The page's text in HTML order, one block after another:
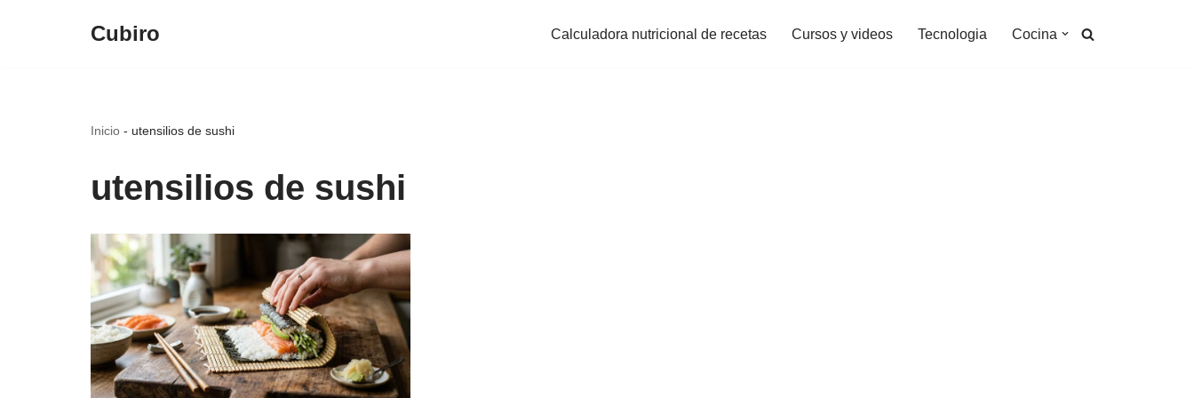
Cubiro Calculadora nutricional de recetas Cursos y videos Tecnologia Cocina
Inicio - utensilios de sushi
utensilios de sushi